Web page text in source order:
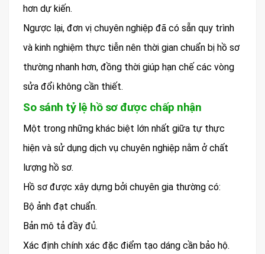
hơn dự kiến.
Ngược lại, đơn vị chuyên nghiệp đã có sẵn quy trình
và kinh nghiệm thực tiễn nên thời gian chuẩn bị hồ sơ
thường nhanh hơn, đồng thời giúp hạn chế các vòng
sửa đổi không cần thiết.
So sánh tỷ lệ hồ sơ được chấp nhận
Một trong những khác biệt lớn nhất giữa tự thực
hiện và sử dụng dịch vụ chuyên nghiệp nằm ở chất
lượng hồ sơ.
Hồ sơ được xây dựng bởi chuyên gia thường có:
Bộ ảnh đạt chuẩn.
Bản mô tả đầy đủ.
Xác định chính xác đặc điểm tạo dáng cần bảo hộ.